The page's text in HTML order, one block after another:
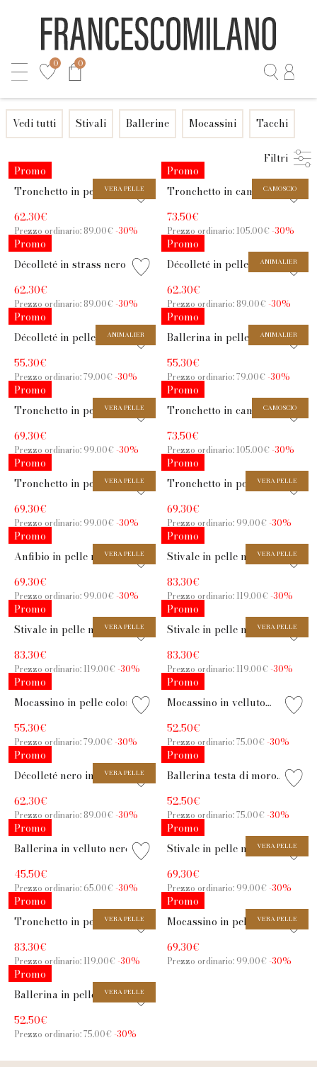
0 0
Vedi tutti Stivali Ballerine Mocassini Tacchi
Filtri
VERA PELLE
Promo
Tronchetto in pelle testa di
62.30€
Prezzo ordinario: 89.00€ -30%
CAMOSCIO
Promo
Tronchetto in camoscio
bordeaux con tacco 6,5 cm
73.50€
Prezzo ordinario: 105.00€ -30%
Promo
Décolleté in strass nero con
62.30€
Prezzo ordinario: 89.00€ -30%
ANIMALIER
Promo
Décolleté in pelle nero-
62.30€
Prezzo ordinario: 89.00€ -30%
ANIMALIER
Promo
Décolleté in pelle color
55.30€
Prezzo ordinario: 79.00€ -30%
ANIMALIER
Promo
Ballerina in pelle stampa
cinturino
55.30€
Prezzo ordinario: 79.00€ -30%
VERA PELLE
Promo
Tronchetto in pelle nera
69.30€
Prezzo ordinario: 99.00€ -30%
CAMOSCIO
Promo
Tronchetto in camoscio
nero con tacco basso 5,5 cm
73.50€
Prezzo ordinario: 105.00€ -30%
VERA PELLE
Promo
Tronchetto in pelle nera
69.30€
Prezzo ordinario: 99.00€ -30%
VERA PELLE
Promo
Tronchetto in pelle nera
con dettaglio leopardato e
tacco basso 3 cm
69.30€
Prezzo ordinario: 99.00€ -30%
VERA PELLE
Promo
Anfibio in pelle nera con
frontale
69.30€
Prezzo ordinario: 99.00€ -30%
VERA PELLE
Promo
Stivale in pelle nera con
cinturino dorato
83.30€
Prezzo ordinario: 119.00€ -30%
VERA PELLE
Promo
Stivale in pelle nera con
83.30€
Prezzo ordinario: 119.00€ -30%
VERA PELLE
Promo
Stivale in pelle nera con
fondo basso e zip posteriore
83.30€
Prezzo ordinario: 119.00€ -30%
Promo
Mocassino in pelle color
sasso con punta animalier e
tacco 2,5 cm
55.30€
Prezzo ordinario: 79.00€ -30%
Promo
Mocassino in velluto
gioiello e tacco 2,5 cm
52.50€
Prezzo ordinario: 75.00€ -30%
VERA PELLE
Promo
Décolleté nero in pelle con
62.30€
Prezzo ordinario: 89.00€ -30%
Promo
Ballerina testa di moro
effetto lana con cinturino in
pelle
52.50€
Prezzo ordinario: 75.00€ -30%
Promo
Ballerina in velluto nero
45.50€
Prezzo ordinario: 65.00€ -30%
VERA PELLE
Promo
Stivale in pelle nera con
69.30€
Prezzo ordinario: 99.00€ -30%
VERA PELLE
Promo
Tronchetto in pelle nera
83.30€
Prezzo ordinario: 119.00€ -30%
VERA PELLE
Promo
Mocassino in pelle e pelo
nero con fondo carrarmato
69.30€
Prezzo ordinario: 99.00€ -30%
VERA PELLE
Promo
Ballerina in pelle nera con
52.50€
Prezzo ordinario: 75.00€ -30%